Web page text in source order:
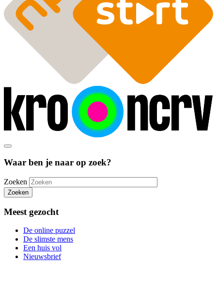
Waar ben je naar op zoek?
Zoeken
Zoeken
Meest gezocht
De online puzzel
De slimste mens
Een huis vol
Nieuwsbrief